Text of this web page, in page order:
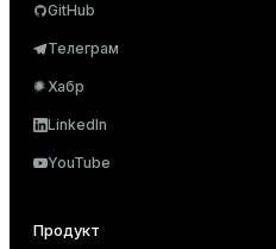
GitHub
Телеграм
Хабр
LinkedIn
YouTube
Продукт